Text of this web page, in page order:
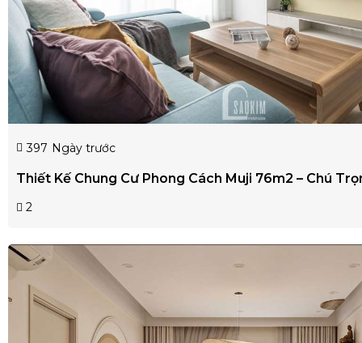
397 Ngày trước
Thiết Kế Chung Cư Phong Cách Muji 76m2 – Chú
2